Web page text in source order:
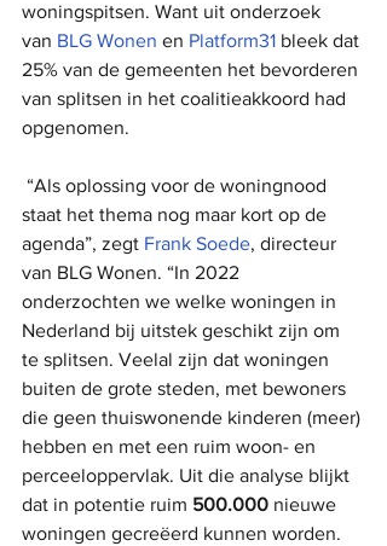
woningspitsen. Want uit onderzoek
van BLG Wonen en Platform31 bleek dat
25% van de gemeenten het bevorderen
van splitsen in het coalitieakkoord had
opgenomen.
“Als oplossing voor de woningnood
staat het thema nog maar kort op de
agenda”, zegt Frank Soede, directeur
van BLG Wonen. “In 2022
onderzochten we welke woningen in
Nederland bij uitstek geschikt zijn om
te splitsen. Veelal zijn dat woningen
buiten de grote steden, met bewoners
die geen thuiswonende kinderen (meer)
hebben en met een ruim woon- en
perceeloppervlak. Uit die analyse blijkt
dat in potentie ruim 500.000 nieuwe
woningen gecreëerd kunnen worden.